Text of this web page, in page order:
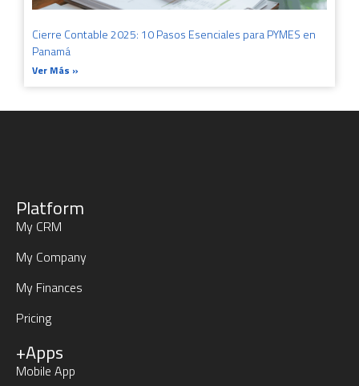
Cierre Contable 2025: 10 Pasos Esenciales para PYMES en
Panamá
Ver Más »
Platform
My CRM
My Company
My Finances
Pricing
+Apps
Mobile App